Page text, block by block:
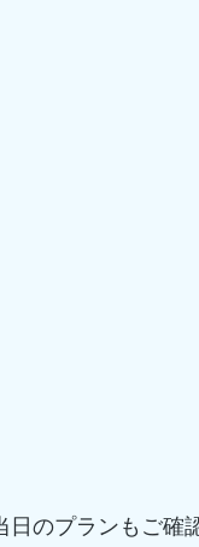
のプランもご確